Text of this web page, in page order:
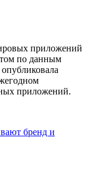
приложений
по данным
приложений.
бренд и